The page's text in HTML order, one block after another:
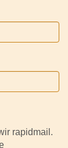
rapidmail.